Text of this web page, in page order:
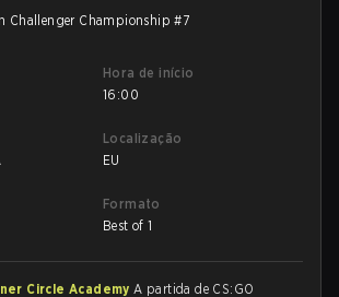
Challenger Championship #7
Hora de início
16:00
Localização
EU
Formato
Best of 1
Circle AcademyA partida de CS:GO